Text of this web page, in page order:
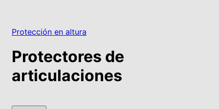
Protección en altura
Protectores de
articulaciones